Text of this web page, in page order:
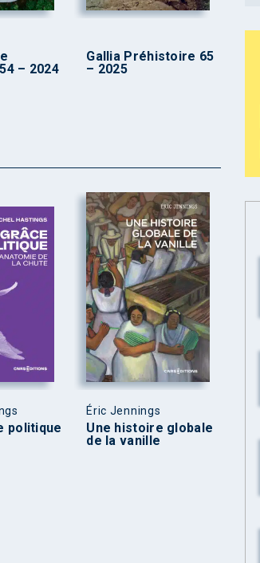
– 2024
Gallia Préhistoire 65
– 2025
politique
Éric Jennings
Une histoire globale
de la vanille